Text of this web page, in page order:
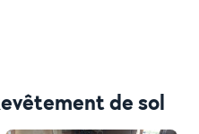
de sol